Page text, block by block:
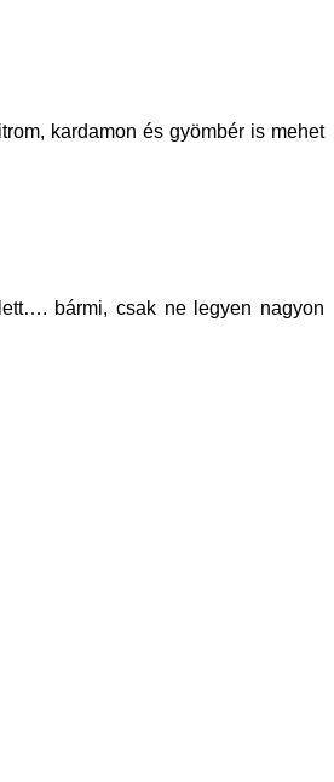
kardamon és gyömbér is mehet
bármi, csak ne legyen nagyon